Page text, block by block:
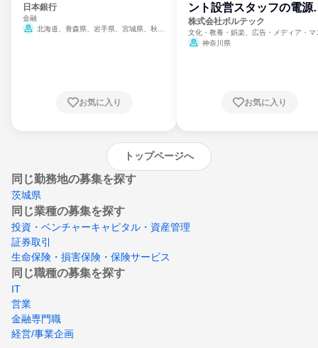
日本銀行
金融
北海道、青森県、岩手県、宮城県、秋田
崎県、熊本県、大分県、宮崎県、鹿児島県、
お気に入り
ント設営スタッフの電源
門
株式会社ボルテック
文化・教養・娯楽、広告・メディア・マ
ミ、電力・ガス・水道・エネルギー
神奈川県
お気に入り
トップページへ
同じ勤務地の募集を探す
茨城県
同じ業種の募集を探す
投資・ベンチャーキャピタル・資産管理
証券取引
生命保険・損害保険・保険サービス
同じ職種の募集を探す
IT
営業
金融専門職
経営/事業企画